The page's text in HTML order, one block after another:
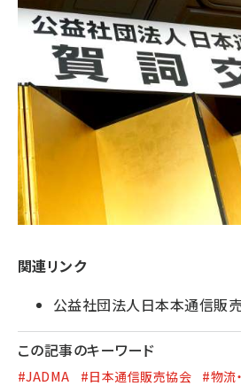
関連リンク
公益社団法人日本本通信販
この記事のキーワード
#JADMA #日本通信販売協会 #物流